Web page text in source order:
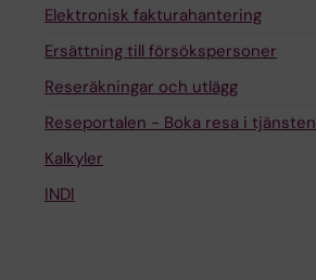
Elektronisk fakturahantering
Ersättning till försökspersoner
Reseräkningar och utlägg
Reseportalen - Boka resa i tjänsten
Kalkyler
INDI